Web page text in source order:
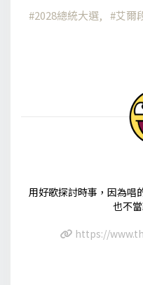
2028總統大選
艾爾
用好歌探討時事，因為唱
也不
https://